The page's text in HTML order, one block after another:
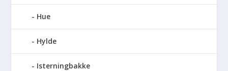
Hue
Hylde
Isterningbakke